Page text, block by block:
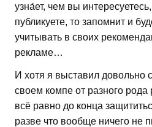
узна́ет, чем вы
публикуете, то запомнит и
учитывать в своих
рекламе…
И хотя я выставил довольно
своем компе от разного рода
всё равно до конца
разве что вообще ничего